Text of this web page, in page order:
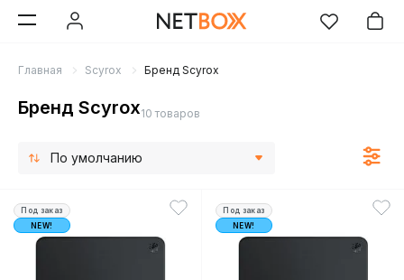
Главная Scyrox Бренд Scyrox
Бренд Scyrox10 товаров
По умолчанию
Под заказ
NEW!
Под заказ
NEW!